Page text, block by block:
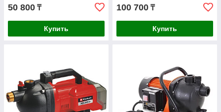
50 800 ₸
Купить
100 700 ₸
Купить